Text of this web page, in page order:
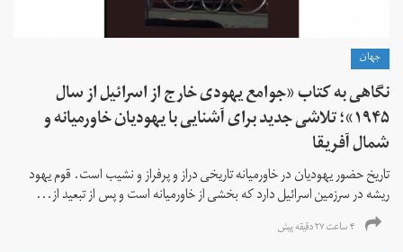
جهان
نگاهی به کتاب «جوامع یهودی خارج از اسرائیل از سال
۱۹۴۵»؛ تلاشی جدید برای آشنایی با یهودیان خاورمیانه و
شمال آفریقا
تاریخ حضور یهودیان در خاورمیانه تاریخی دراز و پرفراز و نشیب است. قوم یهود
ریشه در سرزمین اسرائیل دارد که بخشی از خاورمیانه است و پس از تبعید از...
۴ ساعت ۲۷ دقیقه پیش